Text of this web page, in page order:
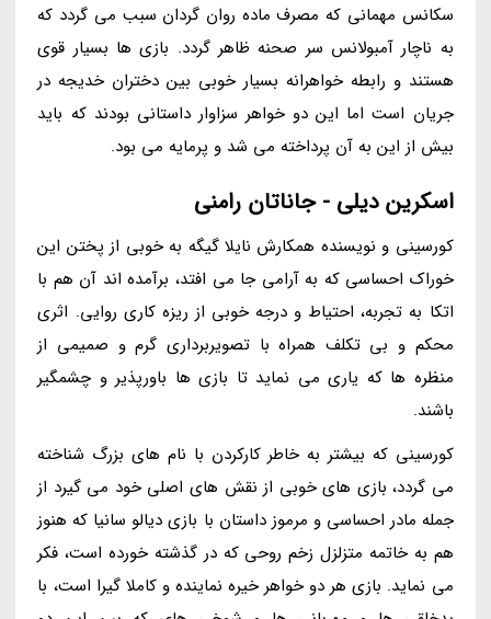
سکانس مهمانی که مصرف ماده روان گردان سبب می گردد که
به ناچار آمبولانس سر صحنه ظاهر گردد. بازی ها بسیار قوی
هستند و رابطه خواهرانه بسیار خوبی بین دختران خدیجه در
جریان است اما این دو خواهر سزاوار داستانی بودند که باید
بیش از این به آن پرداخته می شد و پرمایه می بود.
اسکرین دیلی - جاناتان رامنی
کورسینی و نویسنده همکارش نایلا گیگه به خوبی از پختن این
خوراک احساسی که به آرامی جا می افتد، برآمده اند آن هم با
اتکا به تجربه، احتیاط و درجه خوبی از ریزه کاری روایی. اثری
محکم و بی تکلف همراه با تصویربرداری گرم و صمیمی از
منظره ها که یاری می نماید تا بازی ها باورپذیر و چشمگیر
باشند.
کورسینی که بیشتر به خاطر کارکردن با نام های بزرگ شناخته
می گردد، بازی های خوبی از نقش های اصلی خود می گیرد از
جمله مادر احساسی و مرموز داستان با بازی دیالو سانیا که هنوز
هم به خاتمه متزلزل زخم روحی که در گذشته خورده است، فکر
می نماید. بازی هر دو خواهر خیره نماینده و کاملا گیرا است، با